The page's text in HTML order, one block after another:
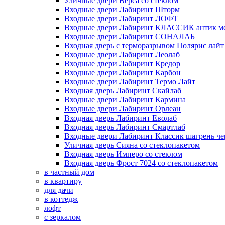
Входные двери Лабиринт Шторм
Входные двери Лабиринт ЛОФТ
Входные двери Лабиринт КЛАССИК антик
Входные двери Лабиринт СОНАЛАБ
Входная дверь с терморазрывом Полярис лайт
Входные двери Лабиринт Леолаб
Входные двери Лабиринт Кредор
Входные двери Лабиринт Карбон
Входные двери Лабиринт Термо Лайт
Входная дверь Лабиринт Скайлаб
Входные двери Лабиринт Кармина
Входные двери Лабиринт Орлеан
Входная дверь Лабиринт Еволаб
Входная дверь Лабиринт Смартлаб
Входные двери Лабиринт Классик шагрень
Уличная дверь Сияна со стеклопакетом
Входная дверь Имперо со стеклом
Входная дверь Фрост 7024 со стеклопакетом
в частный дом
в квартиру
для дачи
в коттедж
лофт
с зеркалом